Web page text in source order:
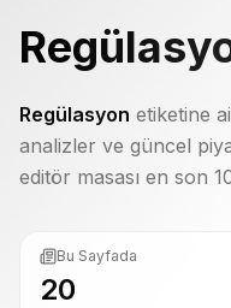
Regülasyon etiketine
analizler ve güncel
editör masası en son
Bu Sayfada
20